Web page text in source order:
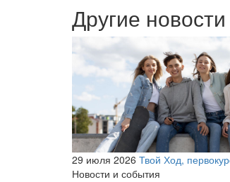
Другие новости
29 июля 2026 Твой Ход,
Новости и события